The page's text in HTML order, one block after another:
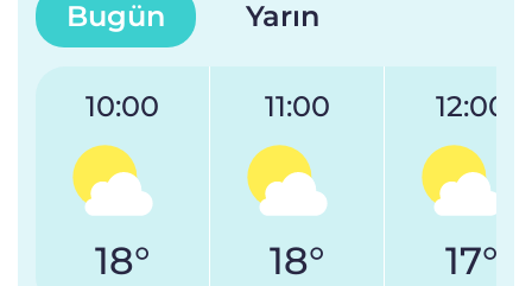
Bugün Yarın
10:00
18°
11:00
18°
12:00
17°